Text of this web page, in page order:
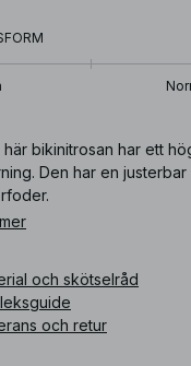
här bikinitrosan har ett
Den har en
och skötselråd
och retur